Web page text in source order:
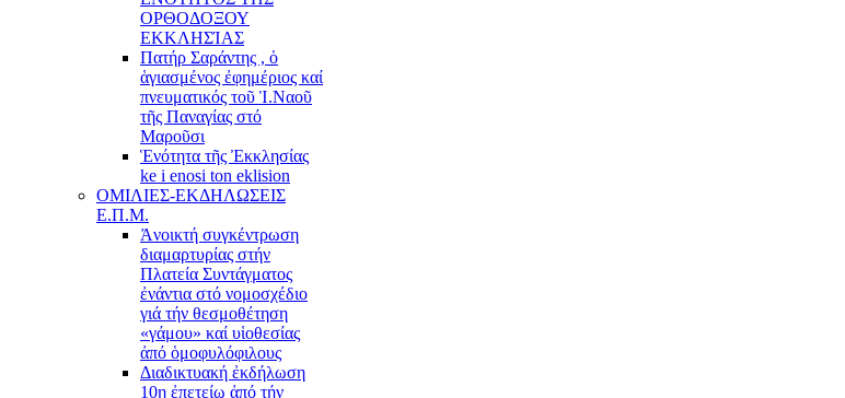
ΟΡΘΟΔΟΞΟΥ
ΕΚΚΛΗΣΊΑΣ
Πατήρ Σαράντης , ὁ
ἁγιασμένος ἐφημέριος καί
πνευματικός τοῦ Ἱ.Ναοῦ
τῆς Παναγίας στό
Μαροῦσι
Ἑνότητα τῆς Ἐκκλησίας
ke i enosi ton eklision
ΟΜΙΛΙΕΣ-ΕΚΔΗΛΩΣΕΙΣ
Ε.Π.Μ.
Ἀνοικτή συγκέντρωση
διαμαρτυρίας στήν
Πλατεία Συντάγματος
ἐνάντια στό νομοσχέδιο
γιά τήν θεσμοθέτηση
«γάμου» καί υἱοθεσίας
ἀπό ὁμοφυλόφιλους
Διαδικτυακή ἐκδήλωση
10ῃ ἐπετείῳ ἀπό τήν